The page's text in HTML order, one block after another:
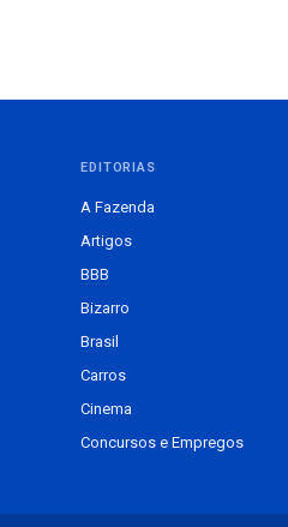
EDITORIAS
A Fazenda
Artigos
BBB
Bizarro
Brasil
Carros
Cinema
Concursos e Empregos